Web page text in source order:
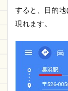
すると、目的
現れます。